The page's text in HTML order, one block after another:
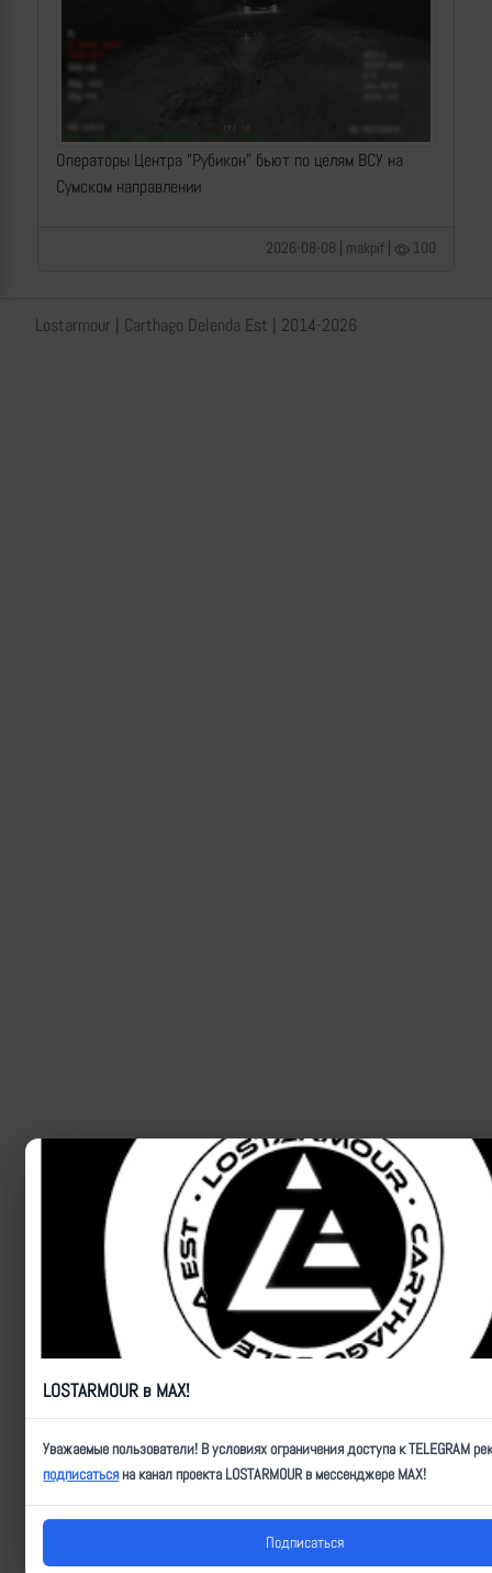
Операторы Центра "Рубикон" бьют по целям ВСУ на
Сумском направлении
2026-08-08 | makpif | 100
Lostarmour | Carthago Delenda Est | 2014-2026
LOSTARMOUR в MAX!
Уважаемые пользователи! В условиях ограничения доступа к TELEGRAM
подписатьсяна канал проекта LOSTARMOUR в мессенджере MAX!
Подписаться